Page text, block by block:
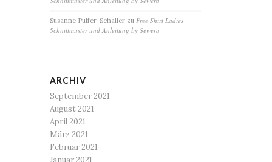
Susanne Pulfer-Schaller zuFree Shirt Ladies
Schnittmuster und Anleitung by Sewera
ARCHIV
September 2021
August 2021
April 2021
März 2021
Februar 2021
Januar 2021